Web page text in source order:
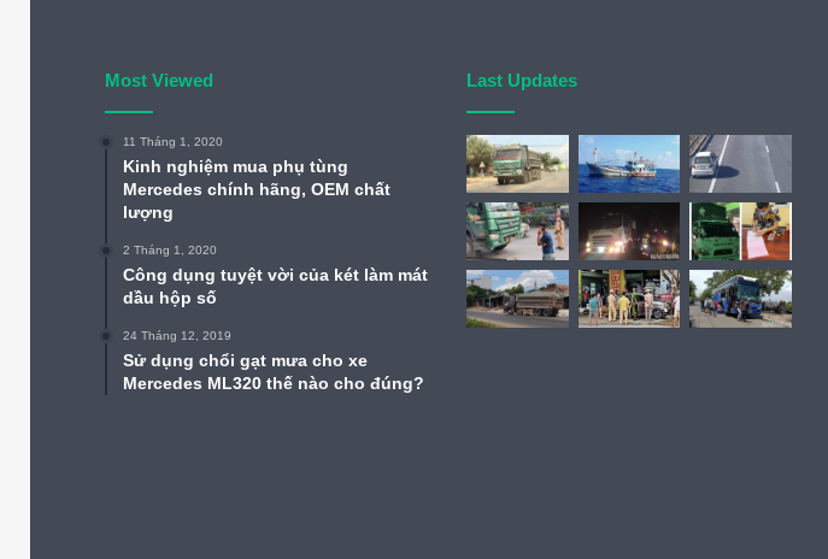
Most Viewed
11 Tháng 1, 2020
Kinh nghiệm mua phụ tùng
Mercedes chính hãng, OEM chất
lượng
2 Tháng 1, 2020
Công dụng tuyệt vời của két làm mát
dầu hộp số
24 Tháng 12, 2019
Sử dụng chổi gạt mưa cho xe
Mercedes ML320 thế nào cho đúng?
Last Updates